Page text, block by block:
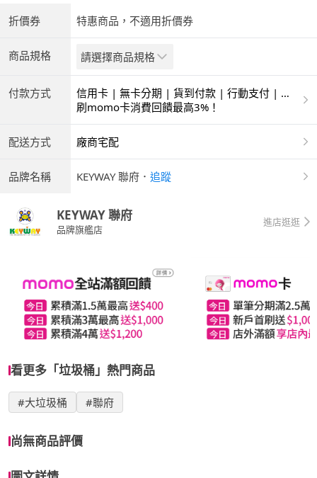
折價券 特惠商品，不適用折價券
商品規格 請選擇商品規格
付款方式
信用卡 | 無卡分期 | 貨到付款 | 行動支付 | 超
商付款 | ATM | 銀聯卡
刷momo卡消費回饋最高3%！
配送方式 廠商宅配
品牌名稱 KEYWAY 聯府 ． 追蹤
KEYWAY 聯府
品牌旗艦店
進店逛逛
看更多「垃圾桶」熱門商品
#大垃圾桶 #聯府
尚無商品評價